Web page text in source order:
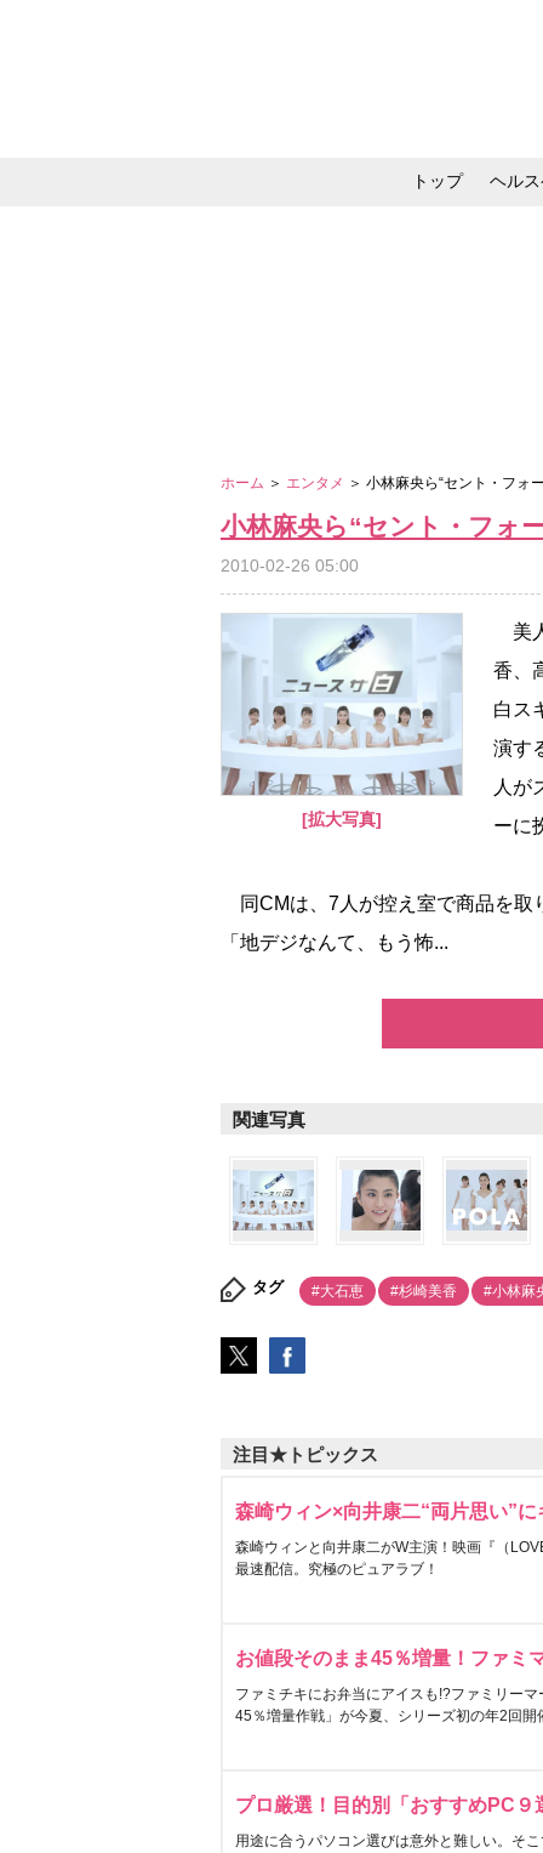
トップ ヘル
ホーム ＞ エンタメ ＞ 小林麻央ら“セント・フォ
小林麻央ら“セント・フォ
2010-02-26 05:00
[拡大写真]
美
香、
白ス
演す
人が
ーに
同CMは、7人が控え室で商品を取
「地デジなんて、もう怖...
関連写真
タグ #大石恵 #杉崎美香 #小林麻
注目★トピックス
森崎ウィン×向井康二“両片思い”
森崎ウィンと向井康二がW主演！映画『（
最速配信。究極のピュアラブ！
お値段そのまま45％増量！ファミ
ファミチキにお弁当にアイスも!?ファミリー
45％増量作戦」が今夏、シリーズ初の年2回開
プロ厳選！目的別「おすすめPC９
用途に合うパソコン選びは意外と難しい。そ